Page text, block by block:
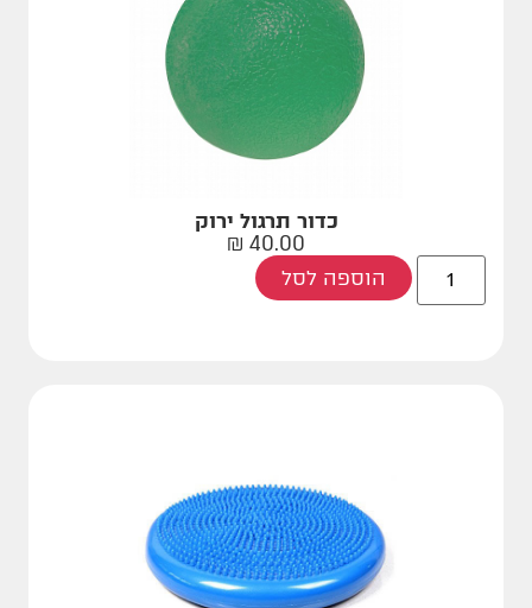
כדור תרגול ירוק
40.00
₪
הוספה לסל